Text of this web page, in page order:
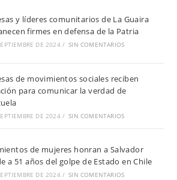
y líderes comunitarios de La Guaira
firmes en defensa de la Patria
DE 2024 / SIN COMENTARIOS
de movimientos sociales reciben
para comunicar la verdad de
DE 2024 / SIN COMENTARIOS
de mujeres honran a Salvador
a 51 años del golpe de Estado en Chile
DE 2024 / SIN COMENTARIOS